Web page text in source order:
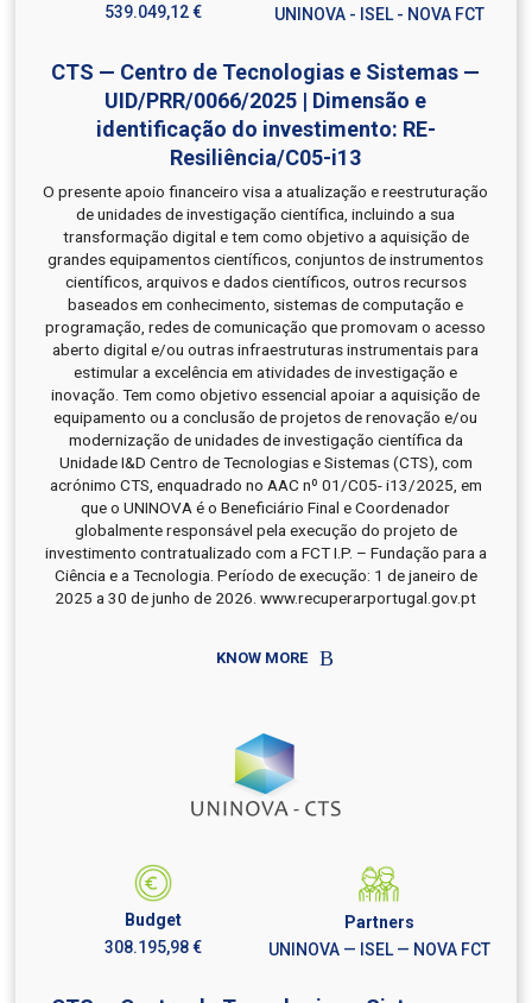
539.049,12 €
UNINOVA - ISEL - NOVA FCT
CTS — Centro de Tecnologias e Sistemas —
UID/PRR/0066/2025 | Dimensão e
identificação do investimento: RE-
Resiliência/C05-i13
O presente apoio financeiro visa a atualização e reestruturação
de unidades de investigação científica, incluindo a sua
transformação digital e tem como objetivo a aquisição de
grandes equipamentos científicos, conjuntos de instrumentos
científicos, arquivos e dados científicos, outros recursos
baseados em conhecimento, sistemas de computação e
programação, redes de comunicação que promovam o acesso
aberto digital e/ou outras infraestruturas instrumentais para
estimular a excelência em atividades de investigação e
inovação. Tem como objetivo essencial apoiar a aquisição de
equipamento ou a conclusão de projetos de renovação e/ou
modernização de unidades de investigação científica da
Unidade I&D Centro de Tecnologias e Sistemas (CTS), com
acrónimo CTS, enquadrado no AAC nº 01/C05- i13/2025, em
que o UNINOVA é o Beneficiário Final e Coordenador
globalmente responsável pela execução do projeto de
investimento contratualizado com a FCT I.P. – Fundação para a
Ciência e a Tecnologia. Período de execução: 1 de janeiro de
2025 a 30 de junho de 2026. www.recuperarportugal.gov.pt
KNOW MORE
Budget
308.195,98 €
Partners
UNINOVA — ISEL — NOVA FCT